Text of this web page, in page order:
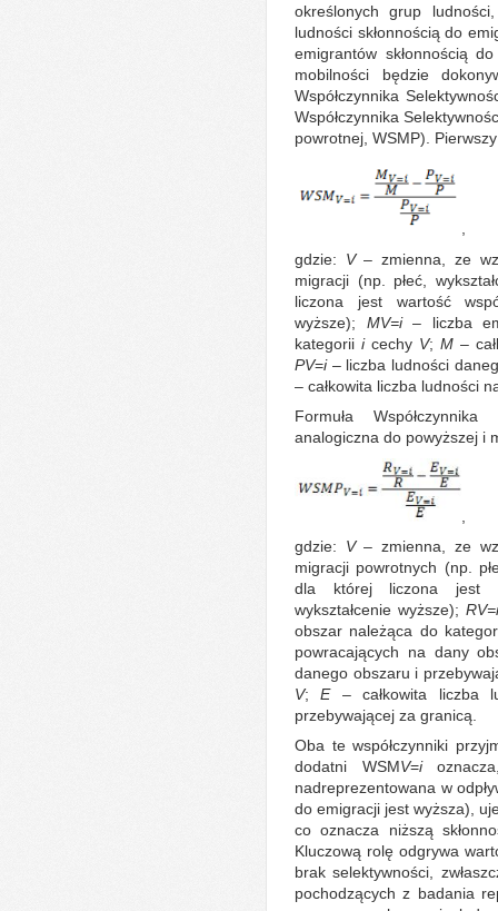
określonych grup
ludności skłonnością do
emigrantów skłonnością
mobilności będzie
Współczynnika
Współczynnika
powrotnej, WSMP).
,
gdzie: V– zmienna, ze
migracji (np. płeć,
liczona jest wartość
wyższe); MV=i– liczba
kategorii i cechy V; M –
PV=i – liczba ludności
– całkowita liczba ludności
Formuła
analogiczna do powyższej i
gdzie: V– zmienna, ze
migracji powrotnych (np.
dla której liczona jest
wykształcenie wyższe); R
obszar należąca do
powracających na dany
danego obszaru i
V;E – całkowita liczba
przebywającej za granicą.
Oba te współczynniki
dodatni WSMV=i
nadreprezentowana w
do emigracji jest wyższa),
co oznacza niższą
Kluczową rolę odgrywa
brak selektywności,
pochodzących z badania